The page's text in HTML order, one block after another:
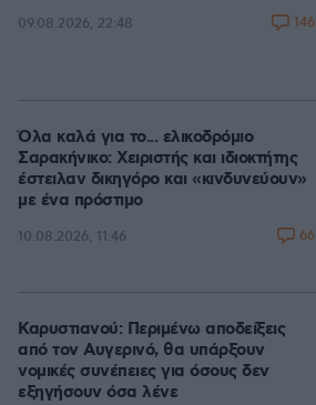
09.08.2026, 22:48 146
Όλα καλά για το... ελικοδρόμιο
Σαρακήνικο: Χειριστής και ιδιοκτήτης
έστειλαν δικηγόρο και «κινδυνεύουν»
με ένα πρόστιμο
10.08.2026, 11:46 66
Καρυστιανού: Περιμένω αποδείξεις
από τον Αυγερινό, θα υπάρξουν
νομικές συνέπειες για όσους δεν
εξηγήσουν όσα λένε